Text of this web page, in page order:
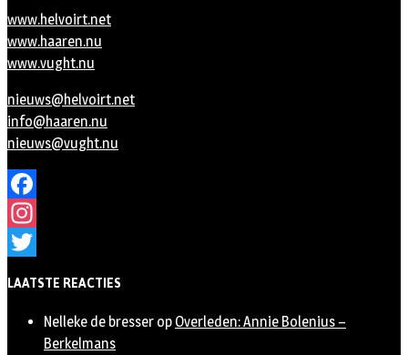
www.helvoirt.net
www.haaren.nu
www.vught.nu
nieuws@helvoirt.net
info@haaren.nu
nieuws@vught.nu
Facebook
Instagram
LAATSTE REACTIES
Nelleke de bresser op Overleden: Annie Bolenius –
Berkelmans